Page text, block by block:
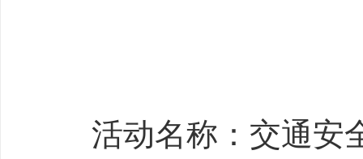
活动名称：交通安